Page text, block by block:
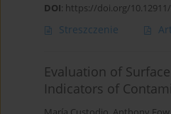
DOI: https://doi.org/
Streszczenie
Evaluation of
Indicators of